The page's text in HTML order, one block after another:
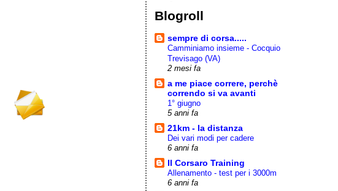
Blogroll
sempre di corsa.....
Camminiamo insieme - Cocquio
Trevisago (VA)
2 mesi fa
a me piace correre, perchè
correndo si va avanti
1° giugno
5 anni fa
21km - la distanza
Dei vari modi per cadere
6 anni fa
Il Corsaro Training
Allenamento - test per i 3000m
6 anni fa